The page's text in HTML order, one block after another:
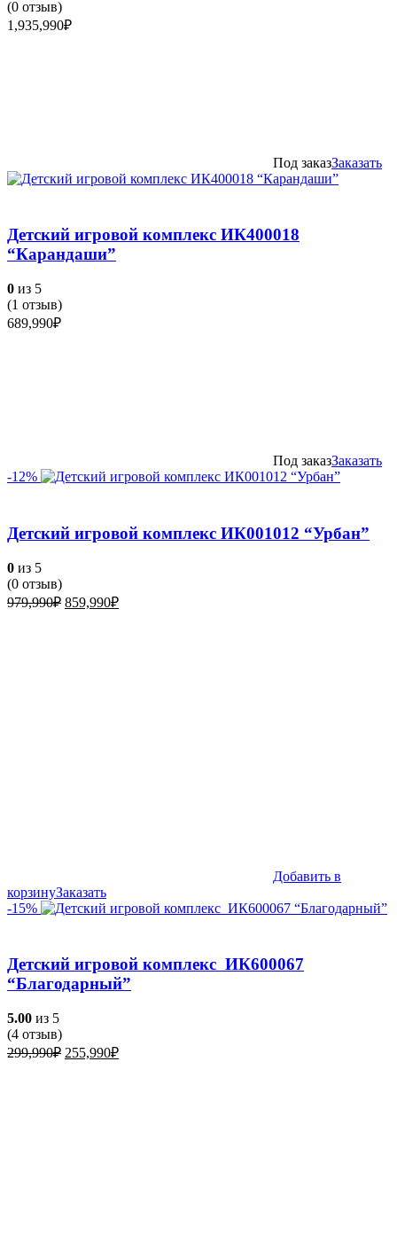
(0 отзыв)
1,935,990₽
Под заказЗаказать
Детский игровой комплекс ИК400018
“Карандаши”
0 из 5
(1 отзыв)
689,990₽
Под заказЗаказать
-12%
Детский игровой комплекс ИК001012 “Урбан”
0 из 5
(0 отзыв)
979,990₽ Первоначальная
859,990₽Текущая
Добавить в
корзинуЗаказать
-15%
Детский игровой комплекс ИК600067
“Благодарный”
5.00 из 5
(4 отзыв)
299,990₽ Первоначальная
255,990₽Текущая